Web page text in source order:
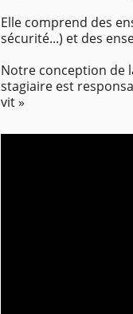
Elle comprend des
sécurité...) et des
Notre conception de
stagiaire est
vit »